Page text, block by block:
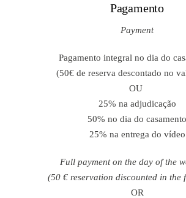
Pagamento
Payment
Pagamento integral no dia do
(50€ de reserva descontado no
OU
25% na adjudicação
50% no dia do casamento
25% na entrega do vídeo
Full payment on the day of the
(50 € reservation discounted in the
OR